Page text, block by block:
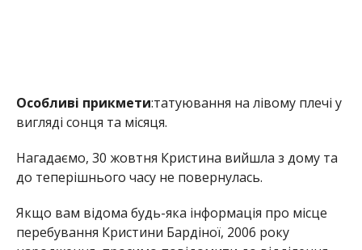
Особливі прикмети:татуювання на лівому плечі у
вигляді сонця та місяця.
Нагадаємо, 30 жовтня Кристина вийшла з дому та
до теперішнього часу не повернулась.
Якщо вам відома будь-яка інформація про місце
перебування Кристини Бардіної, 2006 року